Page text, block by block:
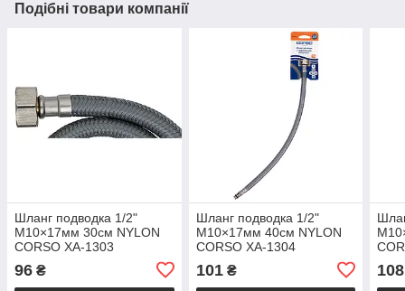
Подібні товари компанії
Шланг подводка 1/2"
М10×17мм 30см NYLON
CORSO XA-1303
96 ₴
Шланг подводка 1/2"
М10×17мм 40см NYLON
CORSO XA-1304
101₴ 108